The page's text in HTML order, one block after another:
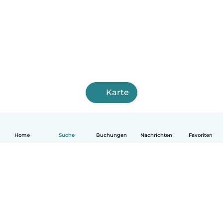
Home Suche Buchungen Nachrichten Favoriten
Karte